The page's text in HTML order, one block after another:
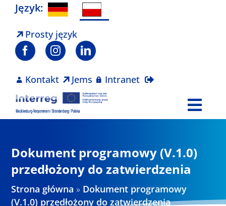
Skip
content
Język:
Prosty język
Kontakt Jems Intranet
Projekty
Aktualności
Dokument programowy (V.1.0)
przedłożony do zatwierdzenia
Strona główna » Dokument programowy
(V.1.0) przedłożony do zatwierdzenia